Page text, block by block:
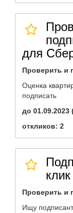
для
Проверить и
Оценка
подписать
до 01.09.2023
откликов: 2
Проверить и
Ищу